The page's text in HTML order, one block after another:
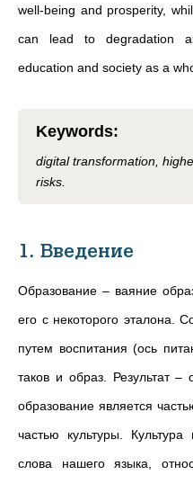
well-being and prosperity,
can lead to degradation
education and society as a
Keywords:
digital transformation,
risks.
1. Введение
Образование – ваяние
его с некоторого эталона.
путем воспитания (ось
таков и образ. Результат
образование является
частью культуры.
слова нашего языка,